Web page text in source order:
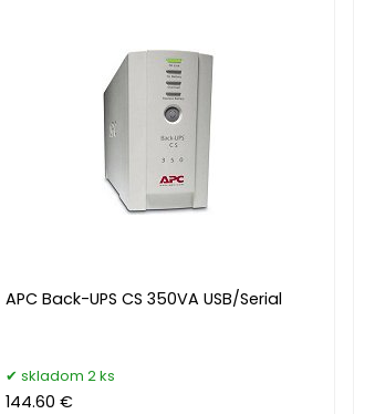
APC Back-UPS CS 350VA USB/Serial
skladom 2 ks
144.60 €